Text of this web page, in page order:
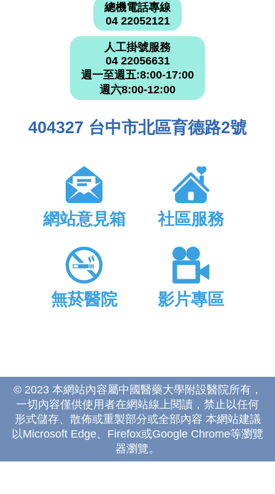
總機電話專線
04 22052121
人工掛號服務
04 22056631
週一至週五:8:00-17:00
週六8:00-12:00
404327 台中市北區育德路2號
網站意見箱 社區服務
無菸醫院 影片專區
© 2023 本網站內容屬中國醫藥大學附設醫院所有，
一切內容僅供使用者在網站線上閱讀，禁止以任何
形式儲存、散佈或重製部分或全部內容 本網站建議
以Microsoft Edge、Firefox或Google Chrome等瀏覽
器瀏覽。